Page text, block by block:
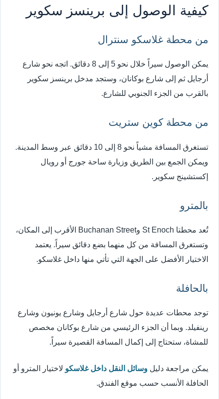
كيفية الوصول إلى برينسز سكوير
من محطة غلاسكو سنترال
يمكن الوصول سيراً خلال نحو 5 إلى 8 دقائق. اتجه نحو شارع
أرجايل ثم إلى شارع بوكانان، وستجد مدخل برينسز سكوير
بالقرب من الجزء الجنوبي للشارع.
من محطة كوين ستريت
تستغرق المسافة مشياً نحو 8 إلى 10 دقائق عبر وسط المدينة.
ويمكن الجمع بين الطريق وزيارة ساحة جورج أو رويال
إكستشينج سكوير.
بالمترو
تُعد محطتا St Enoch وBuchanan Street الأقرب إلى المكان،
وتستغرق المسافة من كل منهما بضع دقائق سيراً. يعتمد
الاختيار الأفضل على الجهة التي تأتي منها داخل غلاسكو.
بالحافلة
توجد محطات عديدة حول شارع أرجايل وشارع يونيون وشارع
رينفيلد. وبما أن الجزء الرئيسي من شارع بوكانان مخصص
للمشاة، ستحتاج إلى إكمال المسافة القصيرة سيراً.
يمكن مراجعة دليل وسائل النقل داخل غلاسكو لاختيار المترو أو
الحافلة الأنسب حسب موقع الفندق.